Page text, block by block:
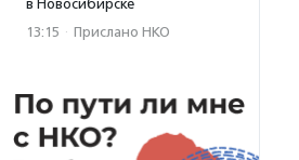
в Новосибирске
13:15 · Прислано НКО